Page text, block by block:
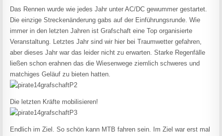
Das Rennen wurde wie jedes Jahr unter AC/DC gewummer gestartet.
Die einzige Streckenänderung gabs auf der Einführungsrunde. Wie
immer in den letzten Jahren ist Grafschaft eine Top organisierte
Veranstaltung. Letztes Jahr sind wir hier bei Traumwetter gefahren,
aber dieses Jahr war das leider nicht zu erwarten. Starke Regenfälle
ließen schon erahnen das die Wiesenwege ziemlich schweres und
matchiges Geläuf zu bieten hatten.
Die letzten Kräfte mobilisieren!
Endlich im Ziel. So schön kann MTB fahren sein. Im Ziel war erst mal